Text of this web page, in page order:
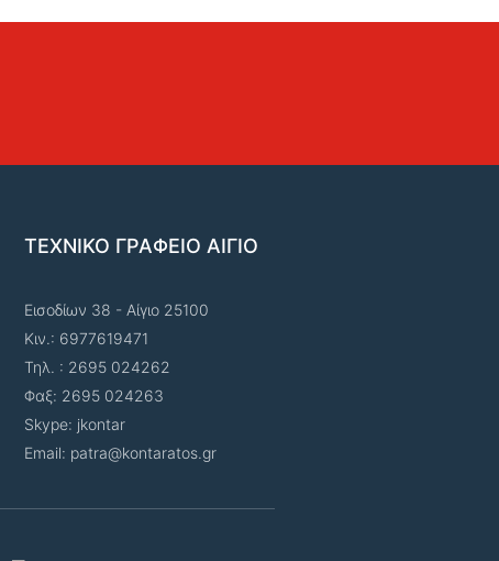
ΤΕΧΝΙΚΟ ΓΡΑΦΕΙΟ ΑΙΓΙΟ
Εισοδίων 38 - Αίγιο 25100
Κιν.: 6977619471
Τηλ. : 2695 024262
Φαξ: 2695 024263
Skype: jkontar
Email: patra@kontaratos.gr